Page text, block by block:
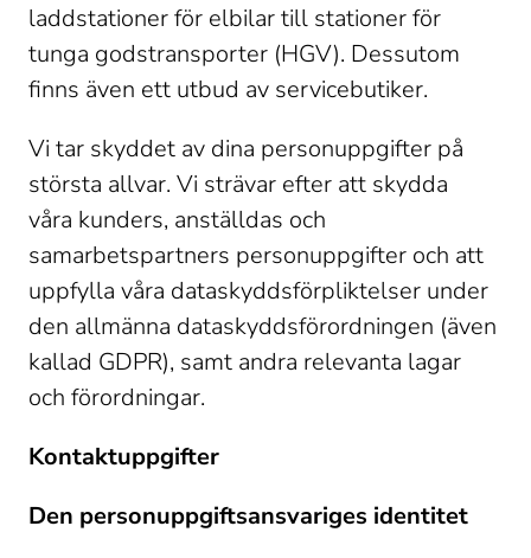
laddstationer för elbilar till stationer för
tunga godstransporter (HGV). Dessutom
finns även ett utbud av servicebutiker.
Vi tar skyddet av dina personuppgifter på
största allvar. Vi strävar efter att skydda
våra kunders, anställdas och
samarbetspartners personuppgifter och att
uppfylla våra dataskyddsförpliktelser under
den allmänna dataskyddsförordningen (även
kallad GDPR), samt andra relevanta lagar
och förordningar.
Kontaktuppgifter
Den personuppgiftsansvariges identitet